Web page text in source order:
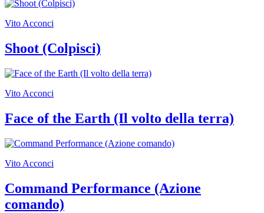
Summer
Progetti
Ricerca
Storia
Sedi
Tutte
le
Edificio
Castello
Lunga
Cerruti
Digitale
Visita
Biglietti
Vito Acconci
Shoot (Colpisci)
Vito Acconci
Face of the Earth (Il volto della terra)
Vito Acconci
Command Performance (Azione
comando)